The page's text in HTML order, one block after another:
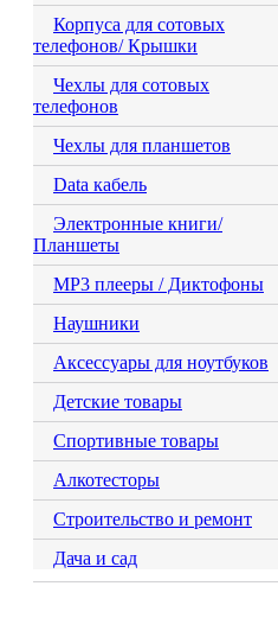
Корпуса для сотовых
телефонов/ Крышки
Чехлы для сотовых
телефонов
Чехлы для планшетов
Data кабель
Электронные книги/
Планшеты
MP3 плееры / Диктофоны
Наушники
Аксессуары для ноутбуков
Детские товары
Спортивные товары
Алкотесторы
Строительство и ремонт
Дача и сад